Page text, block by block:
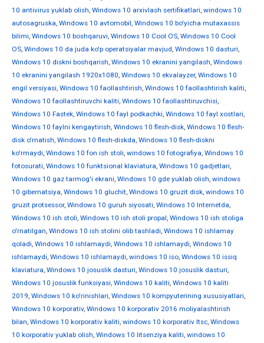
10 antivirus yuklab olish, Windows 10 arxivlash sertifikatlari, windows 10
autosagruska, Windows 10 avtomobil, Windows 10 bo'yicha mutaxassis
bilimi, Windows 10 boshqaruvi, Windows 10 Cool OS, Windows 10 Cool
OS, Windows 10 da juda ko'p operatsiyalar mavjud, Windows 10 dasturi,
Windows 10 diskni boshqarish, Windows 10 ekranini yangilash, Windows
10 ekranini yangilash 1920x1080, Windows 10 ekvalayzer, Windows 10
engil versiyasi, Windows 10 faollashtirish, Windows 10 faollashtirish kaliti,
Windows 10 faollashtiruvchi kaliti, Windows 10 faollashtiruvchisi,
Windows 10 Fastek, Windows 10 fayl podkachki, Windows 10 fayl xostlari,
Windows 10 faylni kengaytirish, Windows 10 flesh-disk, Windows 10 flesh-
disk o'rnatish, Windows 10 flesh-diskda, Windows 10 flesh-diskni
ko'rmaydi, Windows 10 fon ish stoli, windows 10 fotografiya, Windows 10
fotosurati, Windows 10 funktsional klaviatura, Windows 10 gadjetlari,
Windows 10 gaz tarmog'i ekrani, Windows 10 gde yuklab olish, windows
10 gibernatsiya, Windows 10 gluchit, Windows 10 gruzit disk, windows 10
gruzit protsessor, Windows 10 guruh siyosati, Windows 10 Internetda,
Windows 10 ish stoli, Windows 10 ish stoli propal, Windows 10 ish stoliga
o'rnatilgan, Windows 10 ish stolini olib tashladi, Windows 10 ishlamay
qoladi, Windows 10 ishlamaydi, Windows 10 ishlamaydi, Windows 10
ishlamaydi, Windows 10 ishlamaydi, windows 10 iso, Windows 10 issiq
klaviatura, Windows 10 josuslik dasturi, Windows 10 josuslik dasturi,
Windows 10 josuslik funksiyasi, Windows 10 kaliti, Windows 10 kaliti
2019, Windows 10 ko'rinishlari, Windows 10 kompyuterining xususiyatlari,
Windows 10 korporativ, Windows 10 korporativ 2016 moliyalashtirish
bilan, Windows 10 korporativ kaliti, windows 10 korporativ ltsc, Windows
10 korporativ yuklab olish, Windows 10 litsenziya kaliti, windows 10